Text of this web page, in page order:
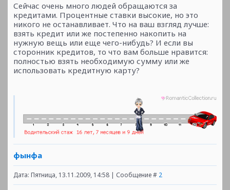
Сейчас очень много людей обращаются за
кредитами. Процентные ставки высокие, но это
никого не останавливает. Что на ваш взгляд лучше:
взять кредит или же постепенно накопить на
нужную вещь или еще чего-нибудь? И если вы
сторонник кредитов, то что вам больше нравится:
полностью взять необходимую сумму или же
использовать кредитную карту?
фынфа
Дата: Пятница, 13.11.2009, 14:58 | Сообщение # 2